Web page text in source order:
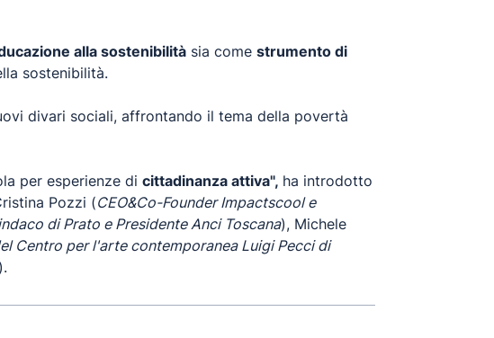
alla sostenibilità sia come strumento di
sostenibilità.
divari sociali, affrontando il tema della povertà
per esperienze di cittadinanza attiva", ha introdotto
Pozzi (CEO&Co-Founder Impactscool e
di Prato e Presidente Anci Toscana), Michele
Centro per l'arte contemporanea Luigi Pecci di